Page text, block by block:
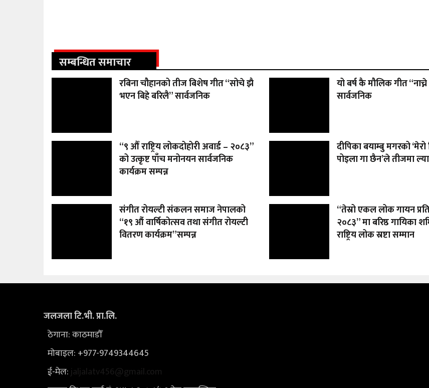
सम्बन्धित समाचार
रबिना चौहानको तीज बिशेष गीत “सोचे झै
भएन बिहे बरिलै” सार्वजनिक
यो बर्ष कै मौलिक गीत
सार्वजनिक
“९ औँ राष्ट्रिय लोकदोहोरी अवार्ड – २०८३”
को उत्कृष्ट पाँच मनोनयन सार्वजनिक
कार्यक्रम सम्पन्न
दीपिका बयाम्बु मगरको
पोइला गा छैन’ले तीजमा
संगीत रोयल्टी संकलन समाज नेपालको
“१९ औं वार्षिकोत्सव तथा संगीत रोयल्टी
वितरण कार्यक्रम”सम्पन्न
“तेस्रो एकल लोक गायन
२०८३” मा बरिष्ठ गायिका
राष्ट्रिय लोक स्रष्टा सम्मान
जलजला टि.भी. प्रा.लि.
ठेगाना: काठमाडौँ
मोबाइल: +977-9749344645
ई-मेल: jaljalatv456@gmail.com